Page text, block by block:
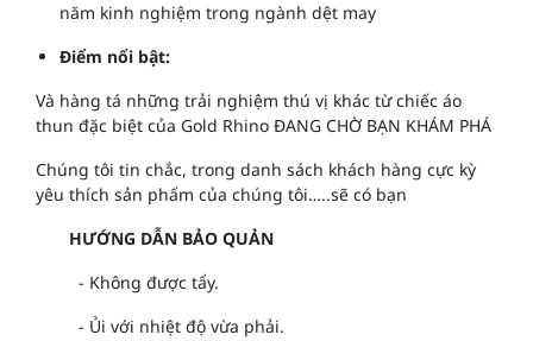
năm kinh nghiệm trong ngành dệt may
Điểm nổi bật:
Và hàng tá những trải nghiệm thú vị khác từ chiếc áo
thun đặc biệt của Gold Rhino ĐANG CHỜ BẠN KHÁM PHÁ
Chúng tôi tin chắc, trong danh sách khách hàng cực kỳ
yêu thích sản phẩm của chúng tôi…..sẽ có bạn
HƯỚNG DẪN BẢO QUẢN
- Không được tẩy.
- Ủi với nhiệt độ vừa phải.